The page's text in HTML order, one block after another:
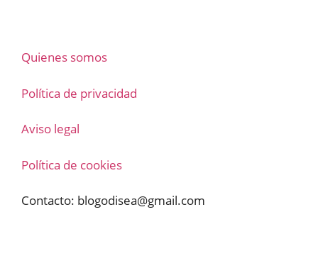
Quienes somos
Política de privacidad
Aviso legal
Política de cookies
Contacto: blogodisea@gmail.com